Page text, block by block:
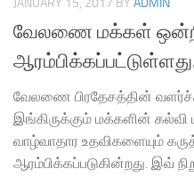
JANUARY 15, 2017 BY ADMIN
வேலணை மக்கள்
வேலணை பிரதேசத்தின்
இங்கிருக்கும் மக்களின் கல்வி
வாழ்வாதார உதவிகளையும்
ஆரம்பிக்கப்படுகின்றது. இவ்